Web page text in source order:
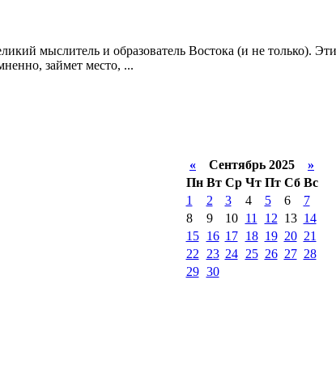
мыслитель и образователь Востока (и не только).
займет место, ...
« Сентябрь 2025 »
Пн Вт Ср Чт Пт Сб Вс
1
2 3 4 5 6
7
8
9 10 11 12 13 14
15
16 17 18 19 20 21
22
23 24 25 26 27 28
29 30